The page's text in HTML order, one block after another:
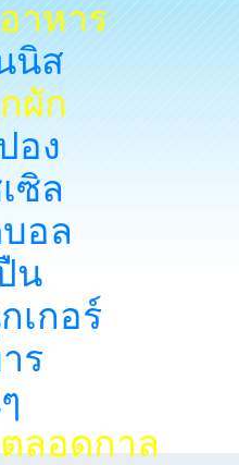
าหาร
นิส
ผัก
อง
ซิล
อล
น
เกอร์
ร
ลอดกาล